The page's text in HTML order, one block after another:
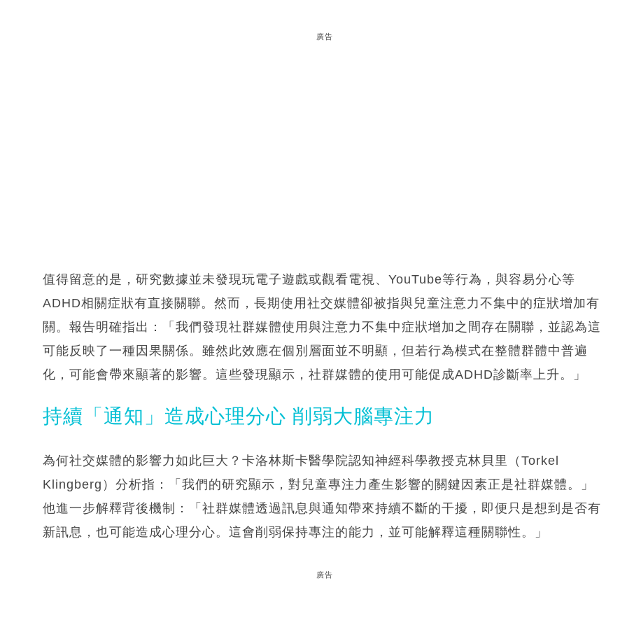
廣告
值得留意的是，研究數據並未發現玩電子遊戲或觀看電視、YouTube等行為，與容易分心等
ADHD相關症狀有直接關聯。然而，長期使用社交媒體卻被指與兒童注意力不集中的症狀增加有
關。報告明確指出：「我們發現社群媒體使用與注意力不集中症狀增加之間存在關聯，並認為這
可能反映了一種因果關係。雖然此效應在個別層面並不明顯，但若行為模式在整體群體中普遍
化，可能會帶來顯著的影響。這些發現顯示，社群媒體的使用可能促成ADHD診斷率上升。」
持續「通知」造成心理分心 削弱大腦專注力
為何社交媒體的影響力如此巨大？卡洛林斯卡醫學院認知神經科學教授克林貝里（Torkel
Klingberg）分析指：「我們的研究顯示，對兒童專注力產生影響的關鍵因素正是社群媒體。」
他進一步解釋背後機制：「社群媒體透過訊息與通知帶來持續不斷的干擾，即便只是想到是否有
新訊息，也可能造成心理分心。這會削弱保持專注的能力，並可能解釋這種關聯性。」
廣告